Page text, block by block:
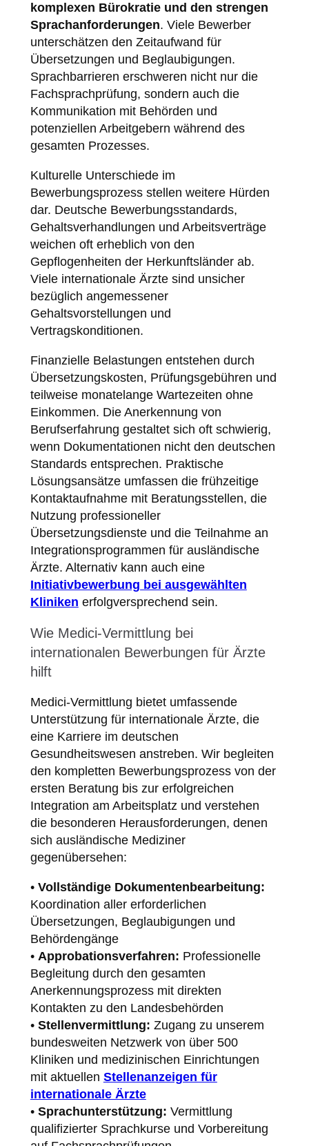
komplexen Bürokratie und den strengen
Sprachanforderungen. Viele Bewerber
unterschätzen den Zeitaufwand für
Übersetzungen und Beglaubigungen.
Sprachbarrieren erschweren nicht nur die
Fachsprachprüfung, sondern auch die
Kommunikation mit Behörden und
potenziellen Arbeitgebern während des
gesamten Prozesses.
Kulturelle Unterschiede im
Bewerbungsprozess stellen weitere Hürden
dar. Deutsche Bewerbungsstandards,
Gehaltsverhandlungen und Arbeitsverträge
weichen oft erheblich von den
Gepflogenheiten der Herkunftsländer ab.
Viele internationale Ärzte sind unsicher
bezüglich angemessener
Gehaltsvorstellungen und
Vertragskonditionen.
Finanzielle Belastungen entstehen durch
Übersetzungskosten, Prüfungsgebühren und
teilweise monatelange Wartezeiten ohne
Einkommen. Die Anerkennung von
Berufserfahrung gestaltet sich oft schwierig,
wenn Dokumentationen nicht den deutschen
Standards entsprechen. Praktische
Lösungsansätze umfassen die frühzeitige
Kontaktaufnahme mit Beratungsstellen, die
Nutzung professioneller
Übersetzungsdienste und die Teilnahme an
Integrationsprogrammen für ausländische
Ärzte. Alternativ kann auch eine
Initiativbewerbung bei ausgewählten
Kliniken erfolgversprechend sein.
Wie Medici-Vermittlung bei
internationalen Bewerbungen für Ärzte
hilft
Medici-Vermittlung bietet umfassende
Unterstützung für internationale Ärzte, die
eine Karriere im deutschen
Gesundheitswesen anstreben. Wir begleiten
den kompletten Bewerbungsprozess von der
ersten Beratung bis zur erfolgreichen
Integration am Arbeitsplatz und verstehen
die besonderen Herausforderungen, denen
sich ausländische Mediziner
gegenübersehen:
• Vollständige Dokumentenbearbeitung:
Koordination aller erforderlichen
Übersetzungen, Beglaubigungen und
Behördengänge
• Approbationsverfahren: Professionelle
Begleitung durch den gesamten
Anerkennungsprozess mit direkten
Kontakten zu den Landesbehörden
• Stellenvermittlung: Zugang zu unserem
bundesweiten Netzwerk von über 500
Kliniken und medizinischen Einrichtungen
mit aktuellen Stellenanzeigen für
internationale Ärzte
• Sprachunterstützung: Vermittlung
qualifizierter Sprachkurse und Vorbereitung